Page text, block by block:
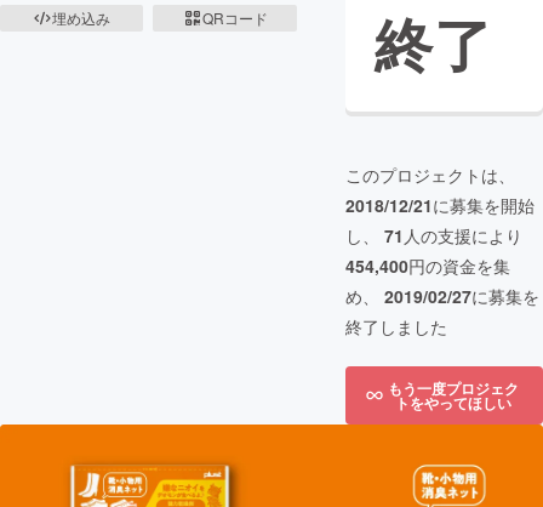
埋め込み
QRコード 終了
このプロジェクトは、
2018/12/21に募集を開始
し、 71 人の支援により
454,400円の資金を集
め、 2019/02/27に募集を
終了しました
もう一度プロジェク
トをやってほしい